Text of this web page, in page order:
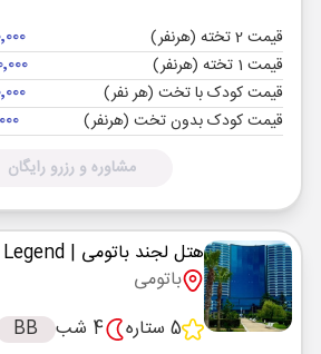
قیمت 2 تخته (هرنفر)
قیمت 1 تخته (هرنفر)
قیمت کودک با تخت (هر نفر)
قیمت کودک بدون تخت (هرنفر)
مشاوره و رزرو رایگان
هتل لجند باتومی | Legend
باتومی
5 ستاره
4 شب BB